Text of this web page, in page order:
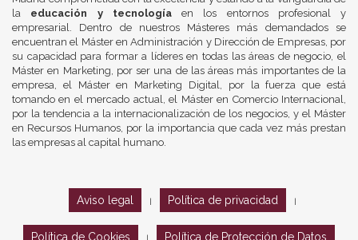
la educación y tecnologíaen los entornos profesional y
empresarial. Dentro de nuestros Másteres más demandados se
encuentran el Máster en Administración y Dirección de Empresas, por
su capacidad para formar a líderes en todas las áreas de negocio, el
Máster en Marketing, por ser una de las áreas más importantes de la
empresa, el Máster en Marketing Digital, por la fuerza que está
tomando en el mercado actual, el Máster en Comercio Internacional,
por la tendencia a la internacionalización de los negocios, y el Máster
en Recursos Humanos, por la importancia que cada vez más prestan
las empresas al capital humano.
Aviso legal Política de privacidad
Política de Cookies Política de Protección de Datos